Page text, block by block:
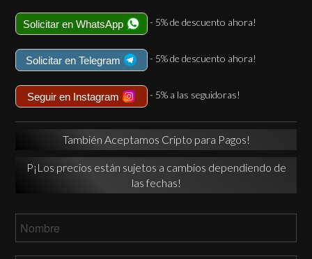
Solicitar en WhatsApp - 5% de descuento ahora!
Solicitar en Telegram - 5% de descuento ahora!
Seguir en Instagram - 5% a las seguidoras!
También Aceptamos Cripto para Pagos!
P¡Los precios están sujetos a cambios dependiendo de
las fechas!